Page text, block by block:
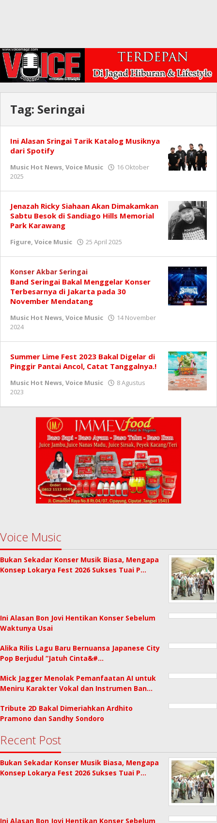
Tag: Seringai
Ini Alasan Sringai Tarik Katalog Musiknya
dari Spotify
Music Hot News, Voice Music
16 Oktober
2025
Jenazah Ricky Siahaan Akan Dimakamkan
Sabtu Besok di Sandiago Hills Memorial
Park Karawang
Figure, Voice Music 25 April 2025
Konser Akbar Seringai
Band Seringai Bakal Menggelar Konser
Terbesarnya di Jakarta pada 30
November Mendatang
Music Hot News, Voice Music
14 November
2024
Summer Lime Fest 2023 Bakal Digelar di
Pinggir Pantai Ancol, Catat Tanggalnya.!
Music Hot News, Voice Music
8 Agustus
2023
Voice Music
Bukan Sekadar Konser Musik Biasa, Mengapa
Konsep Lokarya Fest 2026 Sukses Tuai P…
Ini Alasan Bon Jovi Hentikan Konser Sebelum
Waktunya Usai
Alika Rilis Lagu Baru Bernuansa Japanese City
Pop Berjudul “Jatuh Cinta&#…
Mick Jagger Menolak Pemanfaatan AI untuk
Meniru Karakter Vokal dan Instrumen Ban…
Tribute 2D Bakal Dimeriahkan Ardhito
Pramono dan Sandhy Sondoro
Recent Post
Bukan Sekadar Konser Musik Biasa, Mengapa
Konsep Lokarya Fest 2026 Sukses Tuai P…
Ini Alasan Bon Jovi Hentikan Konser Sebelum